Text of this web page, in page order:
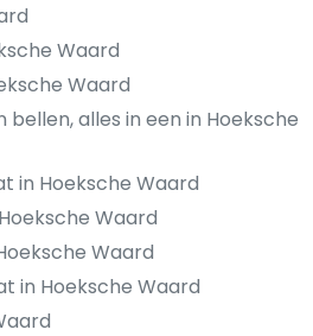
Waard
Waard
bellen, alles in een in Hoeksche
in Hoeksche Waard
Waard
Waard
in Hoeksche Waard